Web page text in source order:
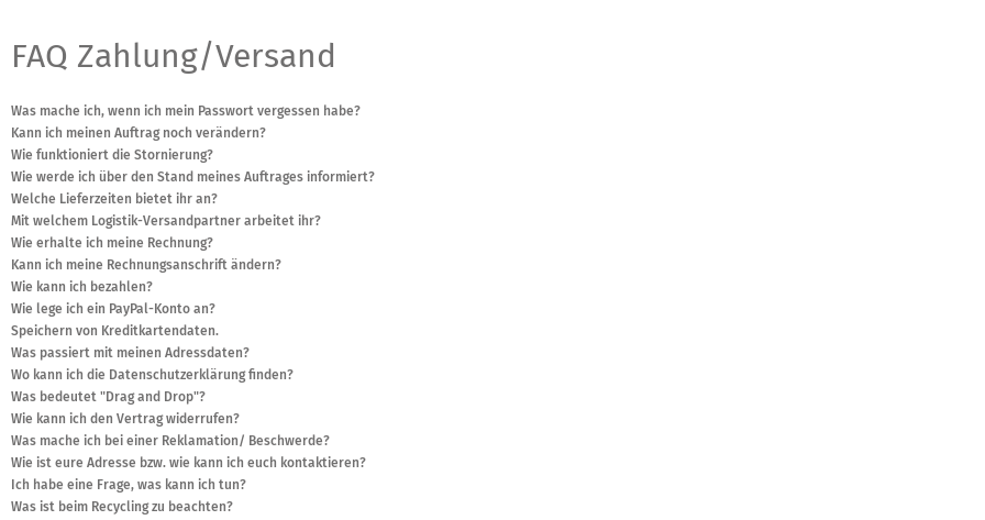
FAQ Zahlung/Versand
Was mache ich, wenn ich mein Passwort vergessen habe?
Kann ich meinen Auftrag noch verändern?
Wie funktioniert die Stornierung?
Wie werde ich über den Stand meines Auftrages informiert?
Welche Lieferzeiten bietet ihr an?
Mit welchem Logistik-Versandpartner arbeitet ihr?
Wie erhalte ich meine Rechnung?
Kann ich meine Rechnungsanschrift ändern?
Wie kann ich bezahlen?
Wie lege ich ein PayPal-Konto an?
Speichern von Kreditkartendaten.
Was passiert mit meinen Adressdaten?
Wo kann ich die Datenschutzerklärung finden?
Was bedeutet "Drag and Drop"?
Wie kann ich den Vertrag widerrufen?
Was mache ich bei einer Reklamation/ Beschwerde?
Wie ist eure Adresse bzw. wie kann ich euch kontaktieren?
Ich habe eine Frage, was kann ich tun?
Was ist beim Recycling zu beachten?